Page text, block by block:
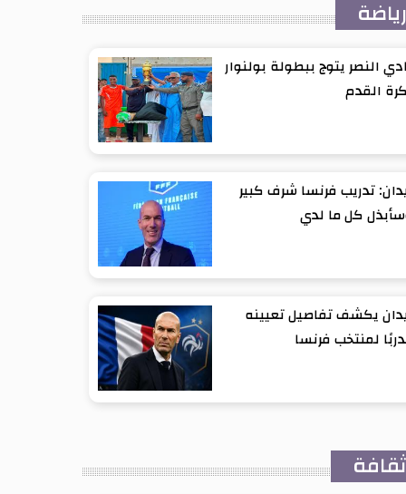
رياضة
النصر يتوج ببطولة بولنوار
القدم
تدريب فرنسا شرف كبير
كل ما لدي
يكشف تفاصيل تعيينه
لمنتخب فرنسا
ثقافة